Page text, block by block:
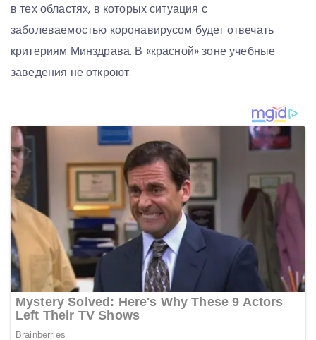
в тех областях, в которых ситуация с
заболеваемостью коронавирусом будет отвечать
критериям Минздрава. В «красной» зоне учебные
заведения не откроют.